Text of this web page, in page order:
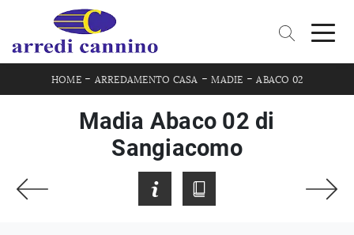
HOME- ARREDAMENTO CASA -MADIE -ABACO 02
Madia Abaco 02 di
Sangiacomo